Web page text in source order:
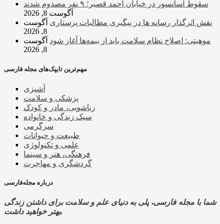
سقوط آسانسور در خیابان احمد قصیر؛ ۹ نفر مصدوم شدند
آگوست 8, 2026
نقش اثرگذار رسانه ها در پیگیری مطالبات پرستاری آگوست
8, 2026
موهبتی: اصلاح نظام سلامت باید از بیمه‌ها آغاز شود آگوست
8, 2026
مهم‌ترین تایپک‌های مجله فارسی
آشپزی
پزشکی و سلامت
زناشویی، مادر و کودک
سبک زندگی و خانواده
سرگرمی
طبیعت و حیوانات
علمی و تکنولوژی
فرهنگی، هنر و سینما
گردشگری و مهاجرت
درباره مجله‌فارسی
شما با مجله فارسی، پلی به دنیای علم و سلامت برای داشتن زندگی
بهتر خواهید داشت.